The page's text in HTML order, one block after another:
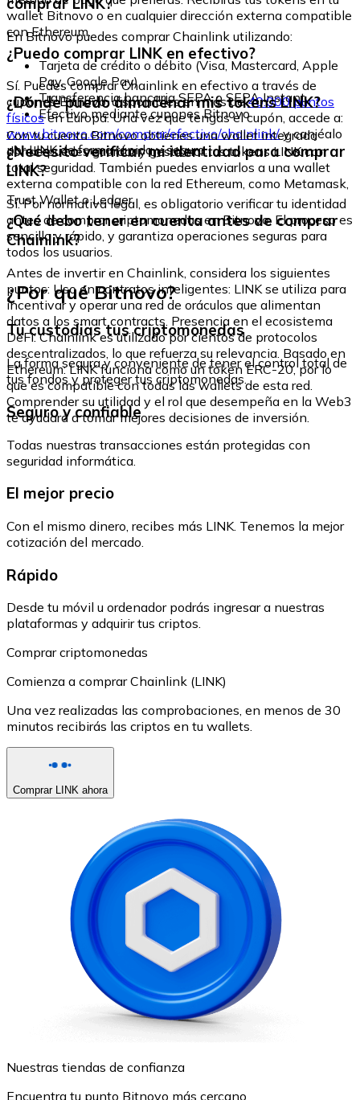
wallet Bitnovo o en cualquier dirección externa compatible
con Ethereum.
En Bitnovo puedes comprar Chainlink utilizando:
Tarjeta de crédito o débito (Visa, Mastercard, Apple
Pay, Google Pay)
Transferencia bancaria SEPA o SEPA Instant
Efectivo mediante cupones Bitnovo
¿Puedo comprar LINK en efectivo?
Sí. Puedes comprar Chainlink en efectivo a través de
cupones Bitnovo, disponibles en más de40.000 puntos
físicosen Europa. Una vez que tengas el cupón, accede a:
www.bitnovo.com/comprar/efectivo/chainlink/y canjéalo
por LINK de forma rápida y segura.
¿Dónde puedo almacenar mis tokens LINK?
Con tu cuenta Bitnovo obtienes una wallet integrada
donde puedes guardar y gestionar tus tokens LINK con
total seguridad. También puedes enviarlos a una wallet
externa compatible con la red Ethereum, como Metamask,
Trust Wallet o Ledger.
¿Necesito verificar mi identidad para comprar
LINK?
Sí. Por normativa legal, es obligatorio verificar tu identidad
antes de comprar criptomonedas en Bitnovo. El proceso es
sencillo y rápido, y garantiza operaciones seguras para
todos los usuarios.
¿Qué debo tener en cuenta antes de comprar
Chainlink?
Antes de invertir en Chainlink, considera los siguientes
puntos: Uso en contratos inteligentes: LINK se utiliza para
incentivar y operar una red de oráculos que alimentan
datos a los smart contracts. Presencia en el ecosistema
DeFi: Chainlink es utilizado por cientos de protocolos
descentralizados, lo que refuerza su relevancia. Basado en
Ethereum: LINK funciona como un token ERC-20, por lo
que es compatible con todas las wallets de esta red.
Comprender su utilidad y el rol que desempeña en la Web3
te ayudará a tomar mejores decisiones de inversión.
¿Por qué Bitnovo?
Tu custodias tus criptomonedas
La forma segura y conveniente de tener el control total de
tus fondos y proteger tus criptomonedas.
Seguro y confiable
Todas nuestras transacciones están protegidas con
seguridad informática.
El mejor precio
Con el mismo dinero, recibes más LINK. Tenemos la mejor
cotización del mercado.
Rápido
Desde tu móvil u ordenador podrás ingresar a nuestras
plataformas y adquirir tus criptos.
Comprar criptomonedas
Comienza a comprar Chainlink (LINK)
Una vez realizadas las comprobaciones, en menos de 30
minutos recibirás las criptos en tu wallets.
Comprar LINK ahora
Nuestras tiendas de confianza
Encuentra tu punto Bitnovo más cercano